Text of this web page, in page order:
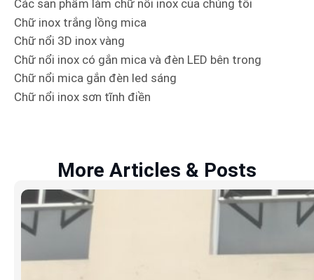
Các sản phẩm làm chữ nổi inox của chúng tôi
Chữ inox trắng lồng mica
Chữ nổi 3D inox vàng
Chữ nổi inox có gắn mica và đèn LED bên trong
Chữ nổi mica gắn đèn led sáng
Chữ nổi inox sơn tĩnh điền
More Articles & Posts